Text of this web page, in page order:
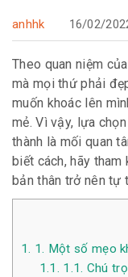
anhhk 16/02/
Theo quan niệm
mà mọi thứ phải
muốn khoác lên
mẻ. Vì vậy, lựa
thành là mối quan
biết cách, hãy
bản thân trở nên tự
1. 1. Một số mẹo
1.1. 1.1. Chú